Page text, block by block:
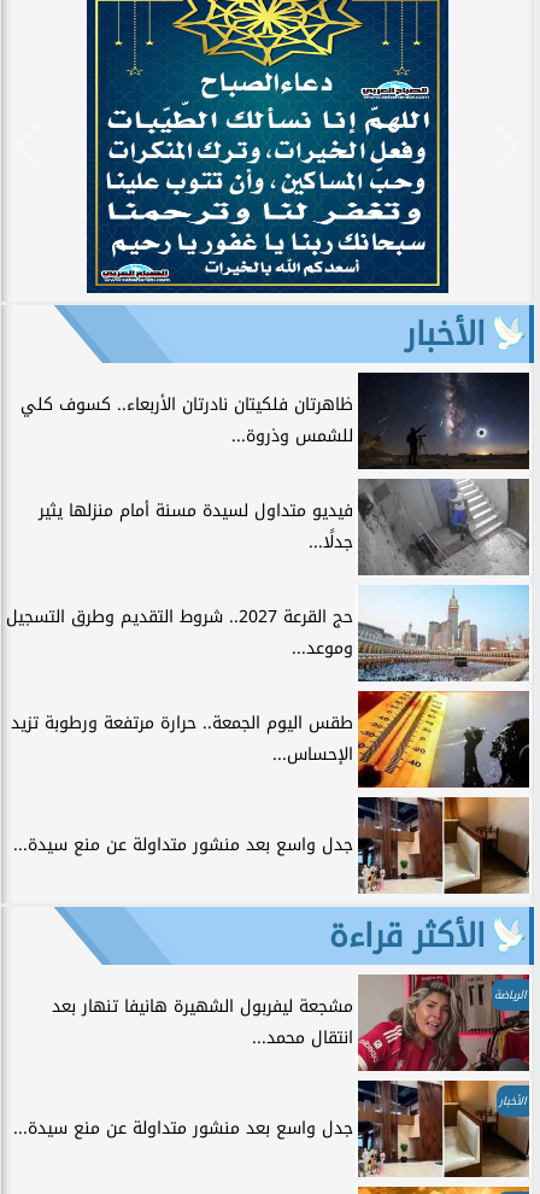
الأخبار
ظاهرتان فلكيتان نادرتان الأربعاء.. كسوف كلي
للشمس وذروة...
فيديو متداول لسيدة مسنة أمام منزلها يثير
جدلًا...
حج القرعة 2027.. شروط التقديم وطرق التسجيل
وموعد...
طقس اليوم الجمعة.. حرارة مرتفعة ورطوبة تزيد
الإحساس...
جدل واسع بعد منشور متداولة عن منع سيدة...
الأكثر قراءة
الرياضة
مشجعة ليفربول الشهيرة هانيفا تنهار بعد
انتقال محمد...
الأخبار
جدل واسع بعد منشور متداولة عن منع سيدة...